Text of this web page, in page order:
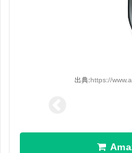
出典:https://